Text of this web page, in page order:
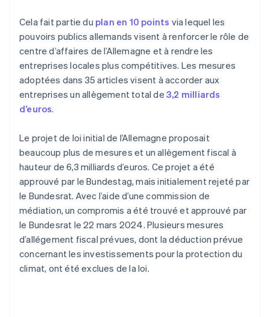
Cela fait partie du plan en 10 points via lequel les
pouvoirs publics allemands visent à renforcer le rôle de
centre d’affaires de l’Allemagne et à rendre les
entreprises locales plus compétitives. Les mesures
adoptées dans 35 articles visent à accorder aux
entreprises un allègement total de 3,2 milliards
d’euros.
Le projet de loi initial de l’Allemagne proposait
beaucoup plus de mesures et un allègement fiscal à
hauteur de 6,3 milliards d’euros. Ce projet a été
approuvé par le Bundestag, mais initialement rejeté par
le Bundesrat. Avec l’aide d’une commission de
médiation, un compromis a été trouvé et approuvé par
le Bundesrat le 22 mars 2024. Plusieurs mesures
d’allégement fiscal prévues, dont la déduction prévue
concernant les investissements pour la protection du
climat, ont été exclues de la loi.